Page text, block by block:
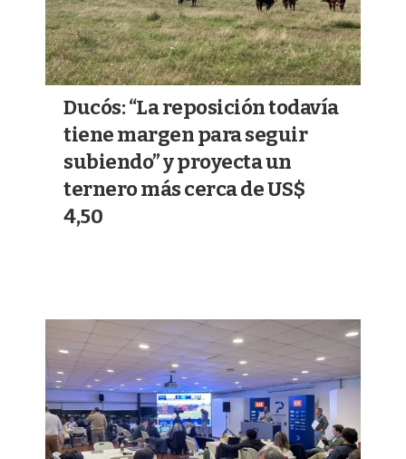
Ducós: “La reposición todavía
tiene margen para seguir
subiendo” y proyecta un
ternero más cerca de US$
4,50